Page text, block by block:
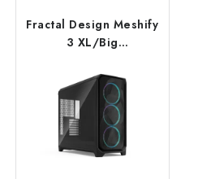
Fractal Design Meshify
3 XL/Big
Čierna FD-C-MES3X-04